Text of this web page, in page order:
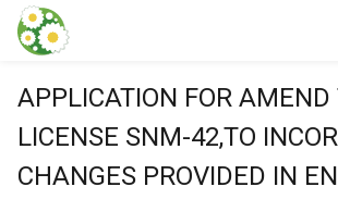
本文に飛ぶ
APPLICATION FOR AMEND
LICENSE SNM-42,TO
CHANGES PROVIDED IN